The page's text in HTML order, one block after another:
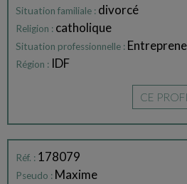
Situation familiale : divorcé
Religion : catholique
Situation professionnelle :
Région : IDF
CE
Réf. : 178079
Pseudo : Maxime